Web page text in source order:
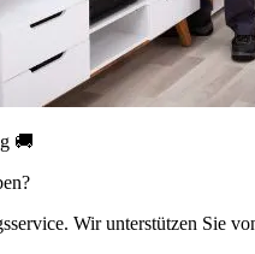
🚚
Wir unterstützen Sie